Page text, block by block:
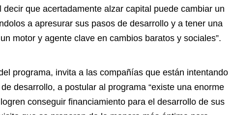
que acertadamente alzar capital puede cambiar un
a apresurar sus pasos de desarrollo y a tener una
motor y agente clave en cambios baratos y sociales”.
programa, invita a las compañías que están intentando
desarrollo, a postular al programa “existe una enorme
conseguir financiamiento para el desarrollo de sus